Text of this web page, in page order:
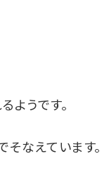
ようです。
そなえています。